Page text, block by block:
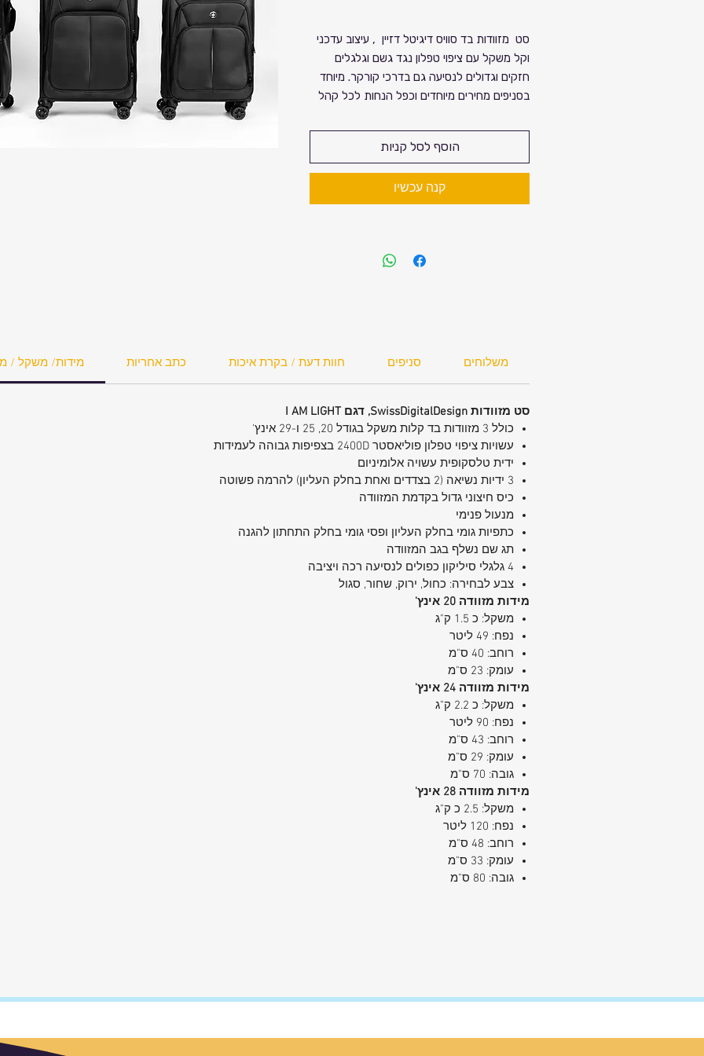
מבצע
סט מזוודות בד סוויס דיגיטל דזיין , עיצוב עדכני
וקל משקל עם ציפוי טפלון נגד גשם וגלגלים
חזקים וגדולים לנסיעה גם בדרכי קורקר. מיוחד
בסניפים מחירים מיוחדים וכפל הנחות לכל קהל
הקרוב לביתכם. המבצע עד גמר המלאי. קנייה
הוסף לסל קניות
קנה עכשיו
מידות/ משקל / כתב אחריות חוות דעת / בקרת איכות סניפים משלוחים
סט מזוודות SwissDigitalDesign, דגם I AM LIGHT
כולל 3 מזוודות בד קלות משקל בגודל 20, 25 ו-29 אינץ'
עשויות ציפוי טפלון פוליאסטר 2400D בצפיפות גבוהה לעמידות
ידית טלסקופית עשויה אלומיניום
3 ידיות נשיאה (2 בצדדים ואחת בחלק העליון) להרמה פשוטה
כיס חיצוני גדול בקדמת המזוודה
מנעול פנימי
כתפיות גומי בחלק העליון ופסי גומי בחלק התחתון להגנה
תג שם נשלף בגב המזוודה
4 גלגלי סיליקון כפולים לנסיעה רכה ויציבה
צבע לבחירה: כחול, ירוק, שחור, סגול
מידות מזוודה 20 אינץ'
משקל: כ 1.5 ק"ג
נפח: 49 ליטר
רוחב: 40 ס"מ
עומק: 23 ס"מ
מידות מזוודה 24 אינץ'
משקל: כ 2.2 ק"ג
נפח: 90 ליטר
רוחב: 43 ס"מ
עומק: 29 ס"מ
גובה: 70 ס"מ
מידות מזוודה 28 אינץ'
משקל: 2.5 כ ק"ג
נפח: 120 ליטר
רוחב: 48 ס"מ
עומק: 33 ס"מ
גובה: 80 ס"מ